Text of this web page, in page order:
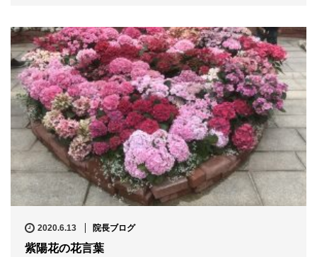
2020.6.13 院長ブログ
紫陽花の花言葉